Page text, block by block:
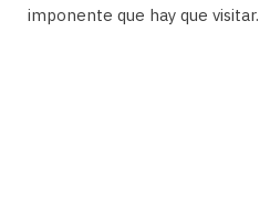
imponente que hay que visitar.